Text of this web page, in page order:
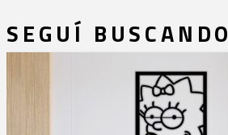
SEGUÍ BUSCANDO